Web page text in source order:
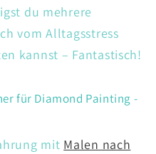
du mehrere
vom Alltagsstress
kannst – Fantastisch!
für Diamond Painting -
mit Malen nach